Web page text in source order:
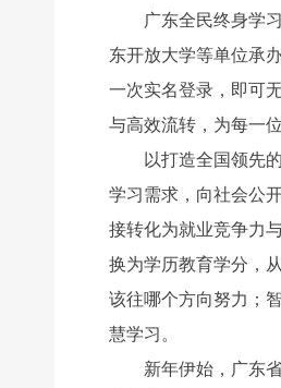
广东全民终身学习
东开放大学等单位承
一次实名登录，即可
与高效流转，为每一
以打造全国领先的
学习需求，向社会公
接转化为就业竞争力
换为学历教育学分，
该往哪个方向努力；
慧学习。
新年伊始，广东省